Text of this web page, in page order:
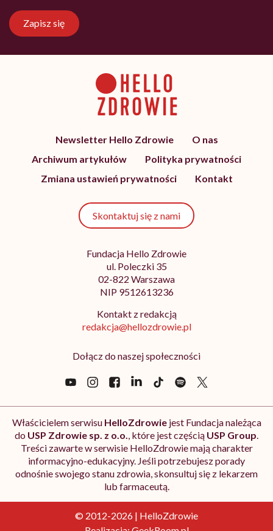
Zapisz się
Newsletter Hello Zdrowie
O nas
Archiwum artykułów
Polityka prywatności
Zmiana ustawień prywatności
Kontakt
Skontaktuj się z nami
Fundacja Hello Zdrowie
ul. Poleczki 35
02-822 Warszawa
NIP 9512613236
Kontakt z redakcją
redakcja@hellozdrowie.pl
Dołącz do naszej społeczności
Właścicielem serwisu HelloZdrowiejest Fundacja należąca
do USP Zdrowie sp. z o.o., które jest częścią USP Group.
Treści zawarte w serwisie HelloZdrowie mają charakter
informacyjno-edukacyjny. Jeśli potrzebujesz porady
odnośnie swojego stanu zdrowia, skonsultuj się z lekarzem
lub farmaceutą.
© 2012-2026 | HelloZdrowie